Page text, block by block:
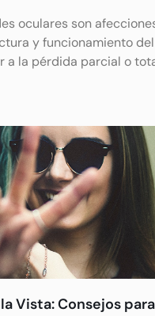
oculares son
y funcionamiento
a la pérdida parcial o
Vista: Consejos para